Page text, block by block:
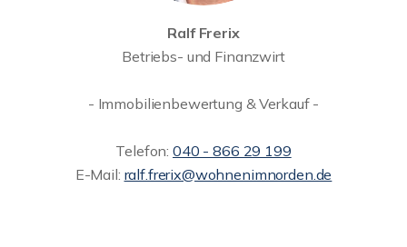
Ralf Frerix
Betriebs- und Finanzwirt
- Immobilienbewertung & Verkauf -
Telefon: 040 - 866 29 199
E-Mail: ralf.frerix@wohnenimnorden.de